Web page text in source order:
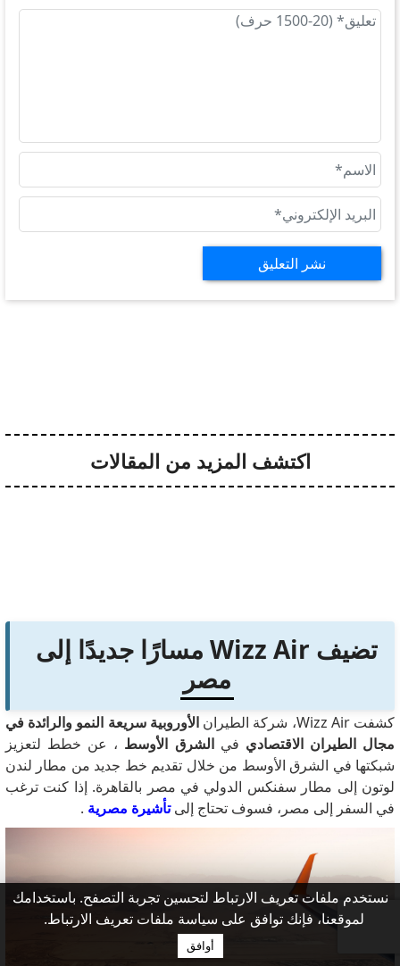
اكتشف المزيد من المقالات
تضيف Wizz Air مسارًا جديدًا إلى
مصر
كشفت Wizz Air، شركة الطيران
الأوروبية سريعة النمو والرائدة في
مجال الطيران الاقتصادي فيالشرق الأوسط ، عن خطط لتعزيز
شبكتها في الشرق الأوسط من خلال تقديم خط جديد من مطار لندن
لوتون إلى مطار سفنكس الدولي في مصر بالقاهرة. إذا كنت ترغب
في السفر إلى مصر، فسوف تحتاج إلىتأشيرة مصرية .
نستخدم ملفات تعريف الارتباط لتحسين تجربة التصفح. باستخدامك
لموقعنا، فإنك توافق على سياسة ملفات تعريف الارتباط.
أوافق